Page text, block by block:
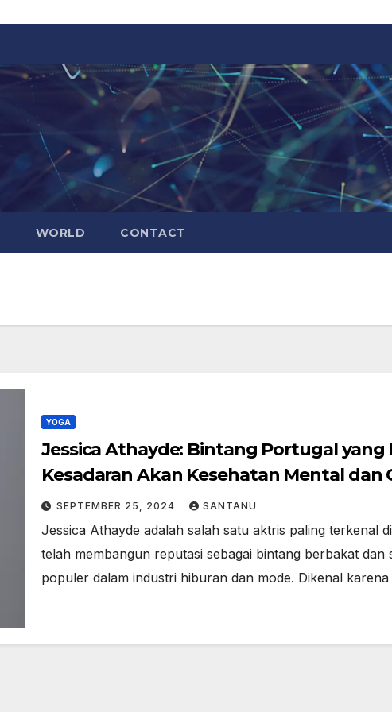
WORLD CONTACT
YOGA
Jessica Athayde: Bintang Portugal
Kesadaran Akan Kesehatan Mental dan
SEPTEMBER 25, 2024 SANTANU
Jessica Athayde adalah salah satu aktris paling terkenal
telah membangun reputasi sebagai bintang berbakat dan
populer dalam industri hiburan dan mode. Dikenal